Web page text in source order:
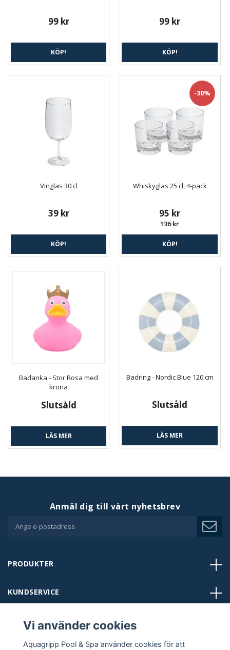
99 kr
KÖP!
99 kr
KÖP!
Vinglas 30 cl
39 kr
KÖP!
-30%
Whiskyglas 25 cl, 4-pack
95 kr
136 kr
KÖP!
Badanka - Stor Rosa med
krona
Slutsåld
LÄS MER
Badring - Nordic Blue 120 cm
Slutsåld
LÄS MER
PRODUKTER
Anmäl dig till vårt nyhetsbrev
KUNDSERVICE
BUTIKER
KONTAKT
Vi använder cookies
Aquagripp Pool & Spa använder cookies för att